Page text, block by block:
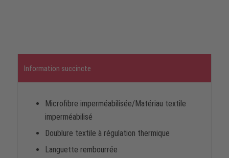
Information succincte
Microfibre imperméabilisée/Matériau textile
imperméabilisé
Doublure textile à régulation thermique
Languette rembourrée